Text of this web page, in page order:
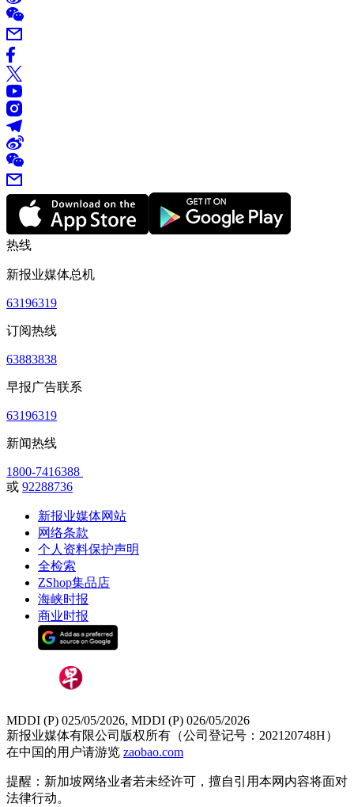
热线
新报业媒体总机
63196319
订阅热线
63883838
早报广告联系
63196319
新闻热线
1800-7416388
或 92288736
新报业媒体网站
网络条款
个人资料保护声明
全检索
ZShop集品店
海峡时报
商业时报
MDDI (P) 025/05/2026, MDDI (P) 026/05/2026
新报业媒体有限公司版权所有（公司登记号：202120748H）
在中国的用户请游览 zaobao.com
提醒：新加坡网络业者若未经许可，擅自引用本网内容将面对
法律行动。